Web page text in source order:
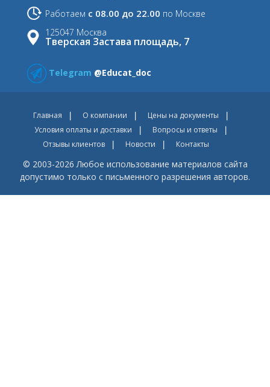
Работаем с 08.00 до 22.00 по Москве
125047 Москва
Тверская Застава площадь, 7
Telegram @Educat_doc
Главная О компании
Цены на документы
Условия оплаты и доставки
Вопросы и ответы
Отзывы клиентов
Новости Контакты
© 2003-2026 Любое использование материалов сайта
допустимо только с письменного разрешения авторов.